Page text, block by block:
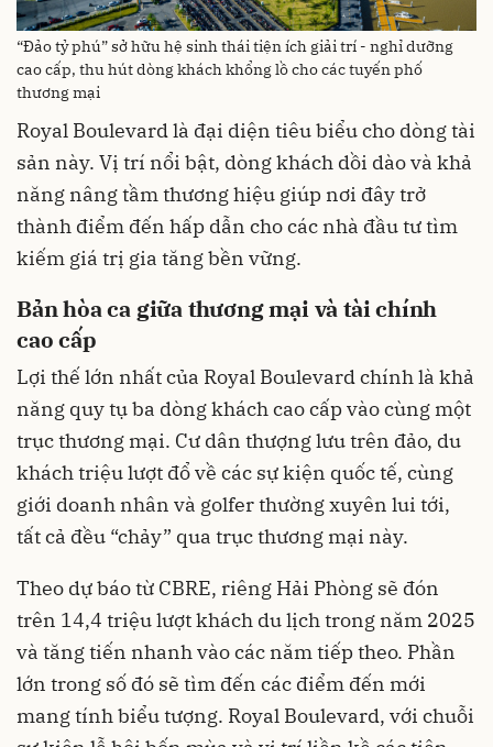
“Đảo tỷ phú” sở hữu hệ sinh thái tiện ích giải trí - nghỉ dưỡng
cao cấp, thu hút dòng khách khổng lồ cho các tuyến phố
thương mại
Royal Boulevard là đại diện tiêu biểu cho dòng tài
sản này. Vị trí nổi bật, dòng khách dồi dào và khả
năng nâng tầm thương hiệu giúp nơi đây trở
thành điểm đến hấp dẫn cho các nhà đầu tư tìm
kiếm giá trị gia tăng bền vững.
Bản hòa ca giữa thương mại và tài chính
cao cấp
Lợi thế lớn nhất của Royal Boulevard chính là khả
năng quy tụ ba dòng khách cao cấp vào cùng một
trục thương mại. Cư dân thượng lưu trên đảo, du
khách triệu lượt đổ về các sự kiện quốc tế, cùng
giới doanh nhân và golfer thường xuyên lui tới,
tất cả đều “chảy” qua trục thương mại này.
Theo dự báo từ CBRE, riêng Hải Phòng sẽ đón
trên 14,4 triệu lượt khách du lịch trong năm 2025
và tăng tiến nhanh vào các năm tiếp theo. Phần
lớn trong số đó sẽ tìm đến các điểm đến mới
mang tính biểu tượng. Royal Boulevard, với chuỗi